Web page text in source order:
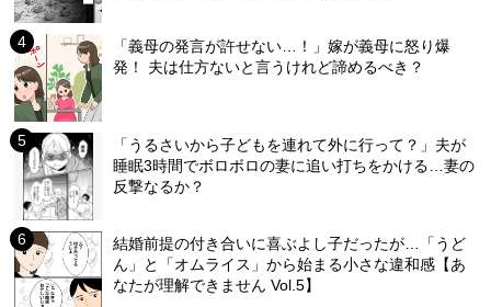
「義母の発言が許せない…！」嫁が義母に怒り爆
発！ 夫は仕方ないと言うけれど諦めるべき？
「うるさいから子どもを連れて外に行って？」夫が
睡眠3時間でボロボロの妻に追い打ちをかける…妻の
反撃なるか？
結婚前提の付き合いに喜ぶよし子だったが…「うど
ん」と「オムライス」から始まる小さな違和感【あ
なたが理解できません Vol.5】